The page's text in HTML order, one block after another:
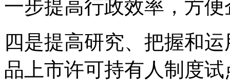
一步提高行政效率，方
四是提高研究、把握和
品上市许可持有人制度